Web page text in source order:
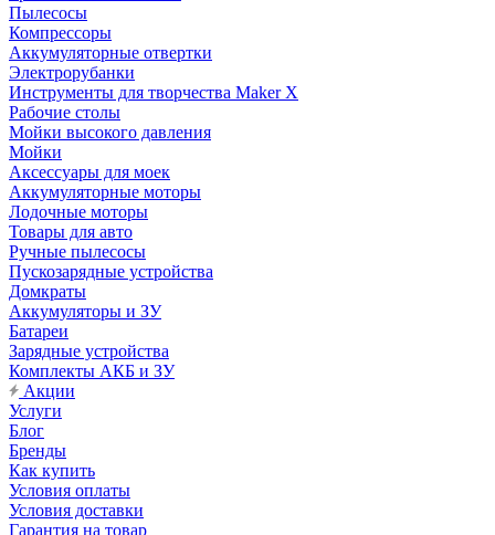
Пылесосы
Компрессоры
Аккумуляторные отвертки
Электрорубанки
Инструменты для творчества Maker X
Рабочие столы
Мойки высокого давления
Мойки
Аксессуары для моек
Аккумуляторные моторы
Лодочные моторы
Товары для авто
Ручные пылесосы
Пускозарядные устройства
Домкраты
Аккумуляторы и ЗУ
Батареи
Зарядные устройства
Комплекты АКБ и ЗУ
Акции
Услуги
Блог
Бренды
Как купить
Условия оплаты
Условия доставки
Гарантия на товар